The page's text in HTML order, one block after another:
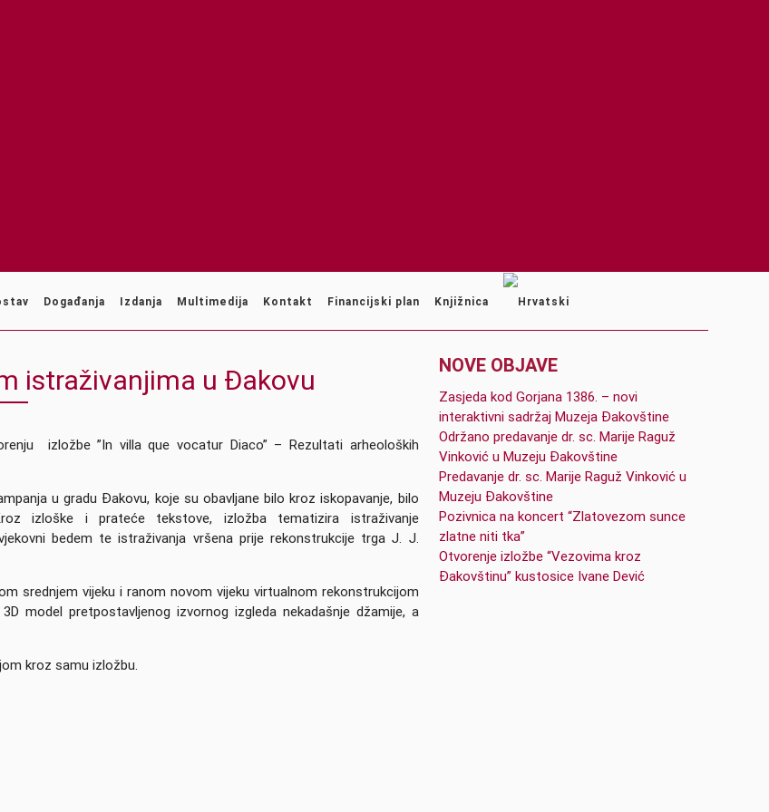
Događanja Izdanja Multimedija Kontakt Financijski plan Knjižnica
istraživanjima u Đakovu
izložbe ”In villa que vocatur Diaco” – Rezultati arheoloških
u gradu Đakovu, koje su obavljane bilo kroz iskopavanje, bilo
izloške i prateće tekstove, izložba tematizira istraživanje
bedem te istraživanja vršena prije rekonstrukcije trga J. J.
srednjem vijeku i ranom novom vijeku virtualnom rekonstrukcijom
model pretpostavljenog izvornog izgleda nekadašnje džamije, a
kroz samu izložbu.
NOVE OBJAVE
Zasjeda kod Gorjana 1386. – novi
interaktivni sadržaj Muzeja Đakovštine
Održano predavanje dr. sc. Marije Raguž
Vinković u Muzeju Đakovštine
Predavanje dr. sc. Marije Raguž Vinković u
Muzeju Đakovštine
Pozivnica na koncert “Zlatovezom sunce
zlatne niti tka”
Otvorenje izložbe “Vezovima kroz
Đakovštinu” kustosice Ivane Dević